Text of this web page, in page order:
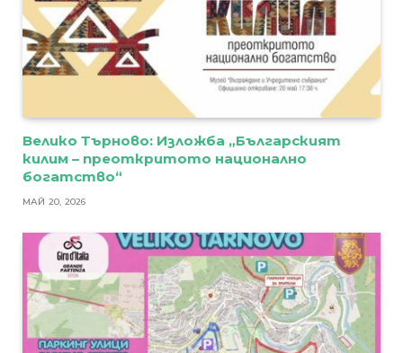
Велико Търново: Изложба „Българският
килим – преоткритото национално
богатство“
МАЙ 20, 2026